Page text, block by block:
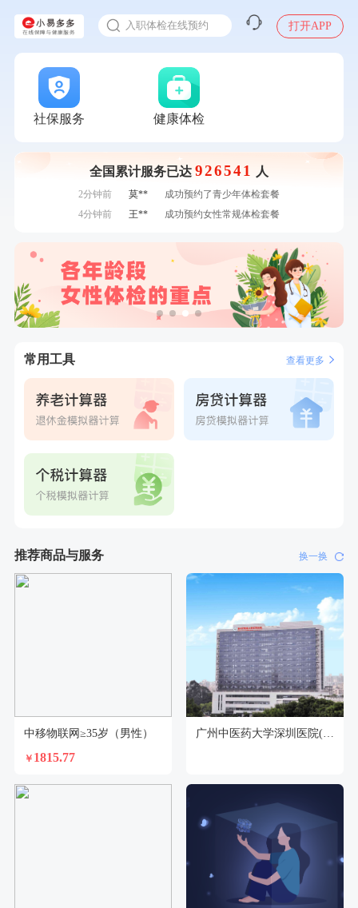
入职体检在线预约
打开APP
社保服务 健康体检
全国累计服务已达 926541 人
7分钟前
毛**
购买了汤臣倍健多维男士多种维生素矿物质片1.5g*60片*2
刚刚 罗**
购买了美的体重秤 MO-CW5 白色
刚刚
购买了美的体重秤 MO-CW5 白色
成功预约了精英体检套餐
成功预约了精英体检套餐
2分钟前
姜**
购买了五常稻花香2号大米
2分钟前
莫**
成功预约了青少年体检套餐
4分钟前
王**
成功预约女性常规体检套餐
6分钟前
购买了七年五季黑咖啡速溶低脂无添加蔗糖美式咖啡粉
24g*2盒
6分钟前 周**
成功预约了男性健康套餐
7分钟前
莫**
成功预约了健康体检一档
7分钟前
购买了汤臣倍健多维男士多种维生素矿物质片1.5g*60片*2
罗**
购买了美的体重秤 MO-CW5 白色
常用工具 查看更多
推荐商品与服务 换一换
中移物联网≥35岁（男性）
￥ 1815.77
广州中医药大学深圳医院(福田)体检中心